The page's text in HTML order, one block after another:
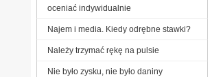
oceniać indywidualnie
Najem i media. Kiedy odrębne stawki?
Należy trzymać rękę na pulsie
Nie było zysku, nie było daniny